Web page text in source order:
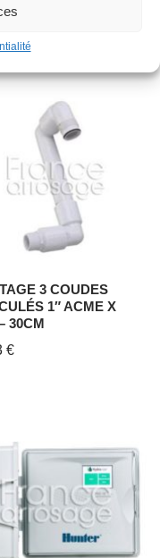
3 COUDES
1″ ACME X
30CM
€